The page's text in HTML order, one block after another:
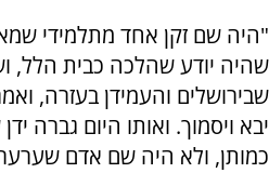
"היה שם זקן אחד מתלמידי
שהיה יודע שהלכה כבית הלל,
שבירושלים והעמידן בעזרה,
יבא ויסמוך. ואותו היום גברה
כמותן, ולא היה שם אדם